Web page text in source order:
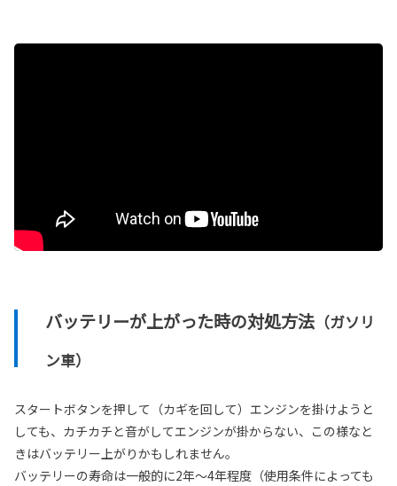
バッテリーが上がった時の対処方法 （ガソリ
ン車）
スタートボタンを押して（カギを回して）エンジンを掛けようと
しても、カチカチと音がしてエンジンが掛からない、この様なと
きはバッテリー上がりかもしれません。
バッテリーの寿命は一般的に2年～4年程度（使用条件によっても